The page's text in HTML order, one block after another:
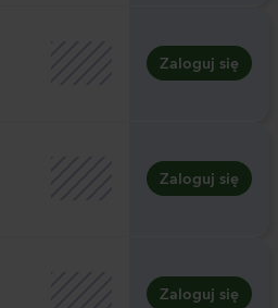
Zaloguj się
Zaloguj się
Zaloguj się